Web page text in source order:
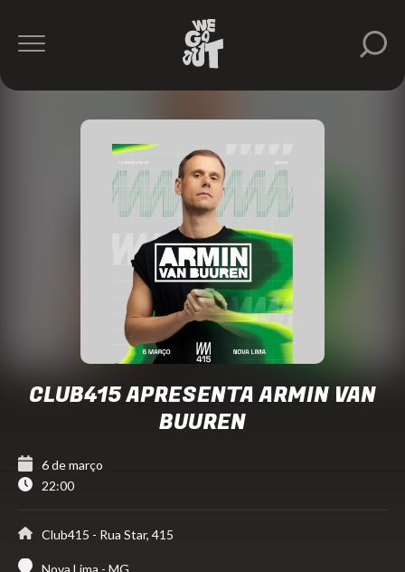
Armin
Buuren
Club415https://www.instagram.com/club_415/
CLUB415 APRESENTA ARMIN VAN
BUUREN
6 de março
22:00
Club415 - Rua Star, 415
Nova Lima - MG